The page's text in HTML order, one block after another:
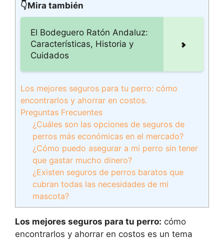
👇Mira también
El Bodeguero Ratón Andaluz:
Características, Historia y
Cuidados
Los mejores seguros para tu perro: cómo
encontrarlos y ahorrar en costos.
Preguntas Frecuentes
¿Cuáles son las opciones de seguros de
perros más económicas en el mercado?
¿Cómo puedo asegurar a mi perro sin tener
que gastar mucho dinero?
¿Existen seguros de perros baratos que
cubran todas las necesidades de mi
mascota?
Los mejores seguros para tu perro: cómo
encontrarlos y ahorrar en costos es un tema